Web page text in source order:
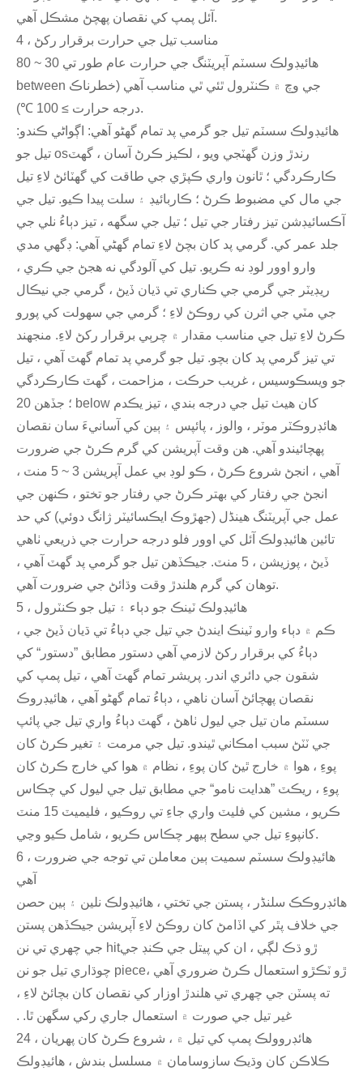
آئل پمپ کي نقصان پهچڻ مشڪل آهي.
4 ، مناسب تيل جي حرارت برقرار رکڻ
هائيڊولڪ سسٽم آپريٽنگ جي حرارت عام طور تي 30 ~ 80
between جي وچ ۾ ڪنٽرول ٿئي ٿي مناسب آهي (خطرناڪ
درجه حرارت ≥ 100 ℃).
هائيڊولڪ سسٽم تيل جو گرمي پد تمام گهڻو آهي: اڳواڻي ڪندو:
تيل جو osرندڙ وزن گهٽجي ويو ، لڪيز ڪرڻ آسان ، گهٽ
ڪارڪردگي ؛ ٿانون واري ڪپڙي جي طاقت کي گهٽائڻ لاءِ تيل
جي مال کي مضبوط ڪرڻ ؛ ڪاربائيڊ ۽ سلت پيدا ڪيو. تيل جي
آڪسائيڊشن تيز رفتار جي تيل ؛ تيل جي سگهه ، تيز دٻاءُ نلي جي
جلد عمر کي. گرمي پد کان بچڻ لاءِ تمام گهڻي آهي: ڊگھي مدي
وارو اوور لوڊ نه ڪريو. تيل کي آلودگي نه هجڻ جي ڪري ،
ريڊيٽر جي گرمي جي ڪناري تي ڌيان ڏيڻ ، گرمي جي نيڪال
جي مٽي جي اثرن کي روڪڻ لاءِ ؛ گرمي جي سهولت کي پورو
ڪرڻ لاءِ تيل جي مناسب مقدار ۾ چرٻي برقرار رکڻ لاءِ. منجھند
تي تيز گرمي پد کان بچو. تيل جو گرمي پد تمام گھٽ آهي ، تيل
جو ويسڪوسيس ، غريب حرڪت ، مزاحمت ، گهٽ ڪارڪردگي
؛ جڏهن 20 below کان هيٺ تيل جي درجه بندي ، تيز يڪدم
هائڊروڪٽر موٽر ، والوز ، پائپس ۽ ٻين کي آسانيءَ سان نقصان
پهچائيندو آهي. هن وقت آپريشن کي گرم ڪرڻ جي ضرورت
آهي ، انجڻ شروع ڪرڻ ، ڪو لوڊ بي عمل آپريشن 3 ~ 5 منٽ ،
انجڻ جي رفتار کي بهتر ڪرڻ جي رفتار جو تختو ، ڪنهن جي
عمل جي آپريٽنگ هینڈل (جهڙوڪ ايڪسائيٽر ژانگ دوئي) کي حد
تائين هائيڊولڪ آئل کي اوور فلو درجه حرارت جي ذريعي ٺاهي
ڏيڻ ، پوزيشن ، 5 منٽ. جيڪڏهن تيل جو گرمي پد گهٽ آهي ،
توهان کي گرم هلندڙ وقت وڌائڻ جي ضرورت آهي.
5 ، هائيڊولڪ ٽينڪ جو دٻاء ۽ تيل جو ڪنٽرول
ڪم ۾ دٻاء وارو ٽينڪ ايندڻ جي تيل جي دٻاءُ تي ڌيان ڏيڻ جي ،
دٻاءُ کي برقرار رکڻ لازمي آھي دستور مطابق ”دستور“ کي
شقون جي دائري اندر. پريشر تمام گهٽ آهي ، تيل پمپ کي
نقصان پهچائڻ آسان ناهي ، دٻاءُ تمام گهڻو آهي ، هائيڊروڪ
سسٽم مان تيل جي ليول ٺاهڻ ، گهٽ دٻاءُ واري تيل جي پائپ
جي ٽٽڻ سبب امڪاني ٿيندو. تيل جي مرمت ۽ تغير ڪرڻ کان
پوءِ ، هوا ۾ خارج ٿيڻ کان پوءِ ، نظام ۾ هوا کي خارج ڪرڻ کان
پوءِ ، ريڪٽ ”هدايت نامو“ جي مطابق تيل جي ليول کي چڪاس
ڪريو ، مشين کي فليٽ واري جاءِ تي روڪيو ، فليميٽ 15 منٽ
کانپوءِ تيل جي سطح ٻيهر چڪاس ڪريو ، شامل ڪيو وڃي.
6 ، هائيڊولڪ سسٽم سميت ٻين معاملن تي توجه جي ضرورت
آهي
هائڊروڪڪ سلنڈر ، پستن جي تختي ، هائيڊولڪ نلين ۽ ٻين حصن
جي خلاف پٿر کي اڏامڻ کان روڪڻ لاءِ آپريشن جيڪڏهن پستن
جي چھري تي نن hitڙو ڌڪ لڳي ، ان کي پيتل جي ڪنڊ جي
چوڌاري تيل جو نن pieceڙو ٽڪڙو استعمال ڪرڻ ضروري آهي ،
ته پسٽن جي چھري تي هلندڙ اوزار کي نقصان کان بچائڻ لاءِ ،
غير تيل جي صورت ۾ استعمال جاري رکي سگهن ٿا. .
هائڊروولڪ پمپ کي تيل ۾ ، شروع ڪرڻ کان پهريان ، 24
ڪلاڪن کان وڌيڪ سازوسامان ۾ مسلسل بندش ، هائيڊولڪ